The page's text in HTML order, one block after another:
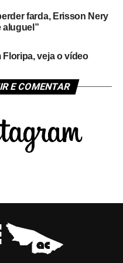
farda, Erisson Nery
aluguel”
veja o vídeo
E COMENTAR